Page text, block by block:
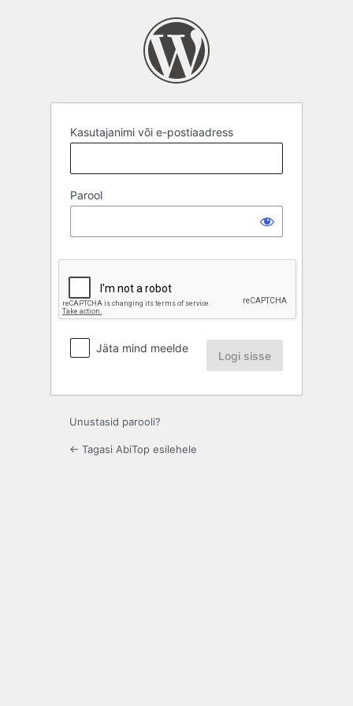
Kasutajanimi või e-postiaadress
Parool
Jäta mind meelde
Unustasid parooli?
← Tagasi AbiTop esilehele